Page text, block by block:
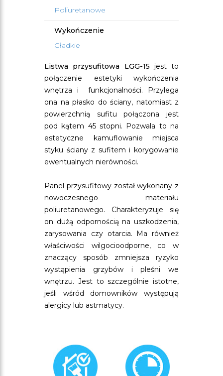
Poliuretanowe
Wykończenie
Gładkie
Listwa przysufitowa LGG-15 jest to
połączenie estetyki wykończenia
wnętrza i funkcjonalności. Przylega
ona na płasko do ściany, natomiast z
powierzchnią sufitu połączona jest
pod kątem 45 stopni. Pozwala to na
estetyczne kamuflowanie miejsca
styku ściany z sufitem i korygowanie
ewentualnych nierówności.
Panel przysufitowy został wykonany z
nowoczesnego materiału
poliuretanowego. Charakteryzuje się
on dużą odpornością na uszkodzenia,
zarysowania czy otarcia. Ma również
właściwości wilgocioodporne, co w
znaczący sposób zmniejsza ryzyko
wystąpienia grzybów i pleśni we
wnętrzu. Jest to szczególnie istotne,
jeśli wśród domowników występują
alergicy lub astmatycy.